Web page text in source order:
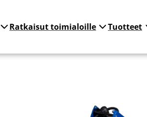
Ratkaisut toimialoille Tuotteet